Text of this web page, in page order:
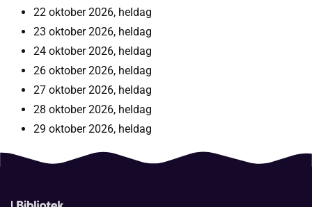
22 oktober 2026, heldag
23 oktober 2026, heldag
24 oktober 2026, heldag
26 oktober 2026, heldag
27 oktober 2026, heldag
28 oktober 2026, heldag
29 oktober 2026, heldag